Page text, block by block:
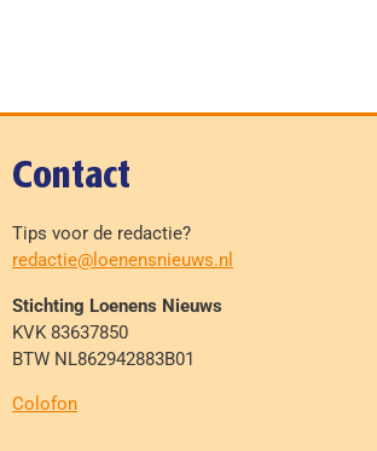
Contact
Tips voor de redactie?
redactie@loenensnieuws.nl
Stichting Loenens Nieuws
KVK 83637850
BTW NL862942883B01
Colofon